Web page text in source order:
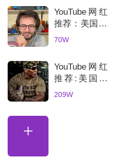
YouTube网红
推荐：美国70
万粉丝3D打
评测账号解析
70W
YouTube网红
推荐:美国科
技网红高互动
209W
+